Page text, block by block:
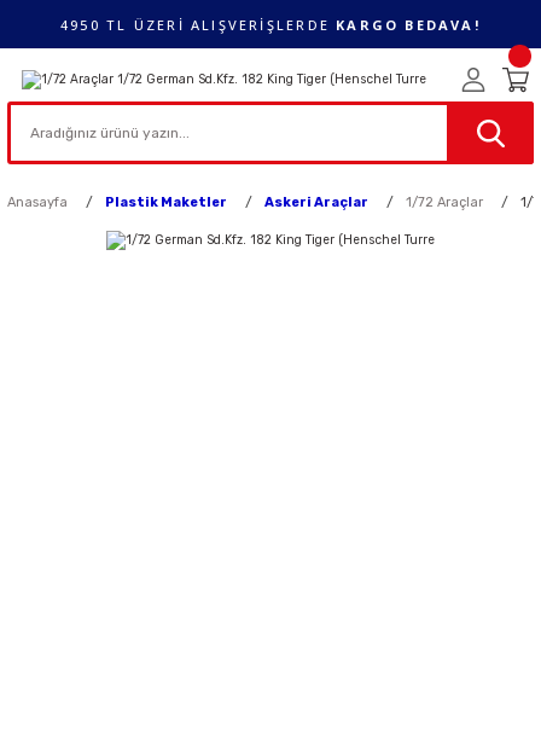
4950 TL ÜZERİ ALIŞVERİŞLERDE KARGO BEDAVA!
Anasayfa Plastik Maketler Askeri Araçlar 1/72 Araçlar 1/